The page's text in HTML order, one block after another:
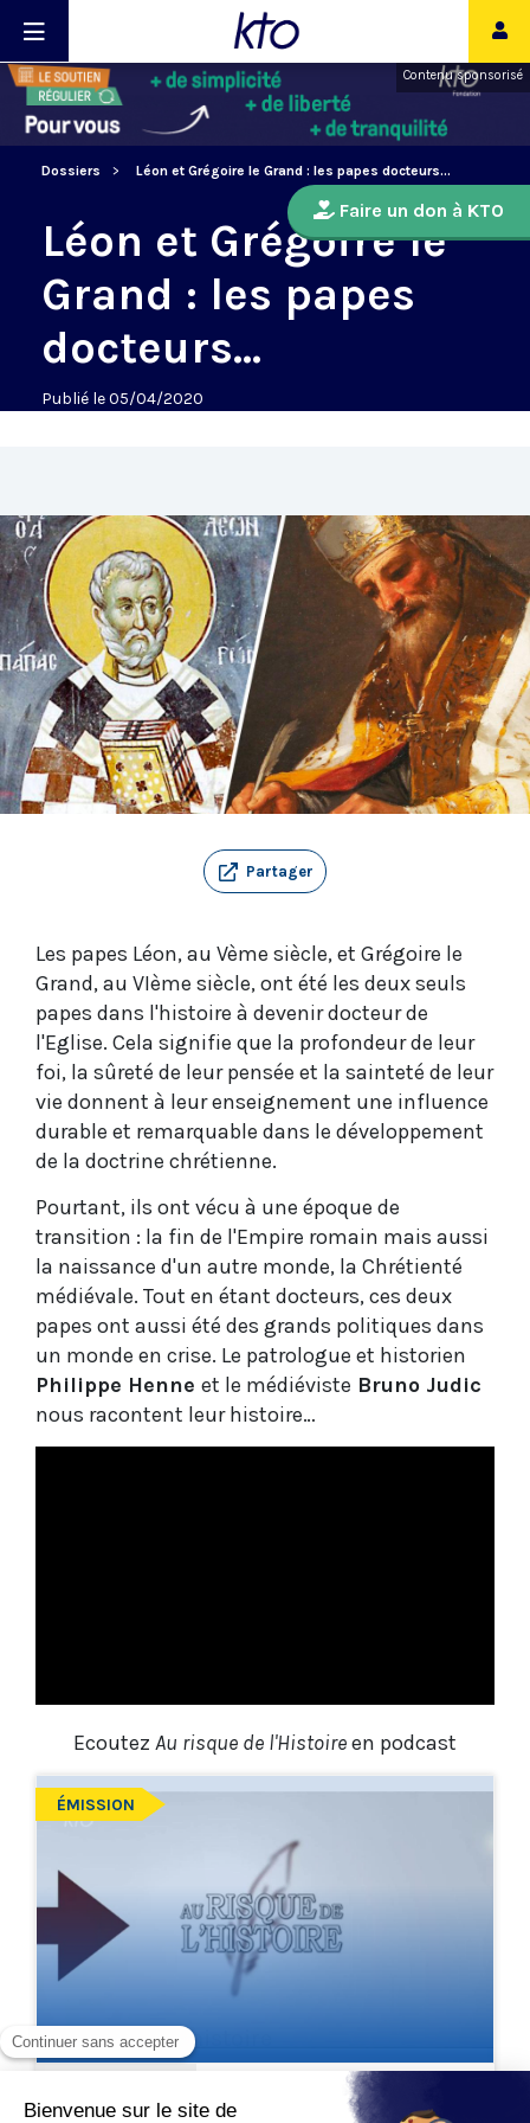
Contenu sponsorisé
Dossiers Léon et Grégoire le Grand : les papes docteurs...
Faire un don à KTO
Léon et Grégoire le
Grand : les papes
docteurs...
Publié le 05/04/2020
Partager
Les papes Léon, au Vème siècle, et Grégoire le
Grand, au VIème siècle, ont été les deux seuls
papes dans l'histoire à devenir docteur de
l'Eglise. Cela signifie que la profondeur de leur
foi, la sûreté de leur pensée et la sainteté de leur
vie donnent à leur enseignement une influence
durable et remarquable dans le développement
de la doctrine chrétienne.
Pourtant, ils ont vécu à une époque de
transition : la fin de l'Empire romain mais aussi
la naissance d'un autre monde, la Chrétienté
médiévale. Tout en étant docteurs, ces deux
papes ont aussi été des grands politiques dans
un monde en crise. Le patrologue et historien
Philippe Henne et le médiéviste Bruno Judic
nous racontent leur histoire…
Ecoutez Au risque de l'Histoireen podcast
ÉMISSION
Au risque de l'histoire